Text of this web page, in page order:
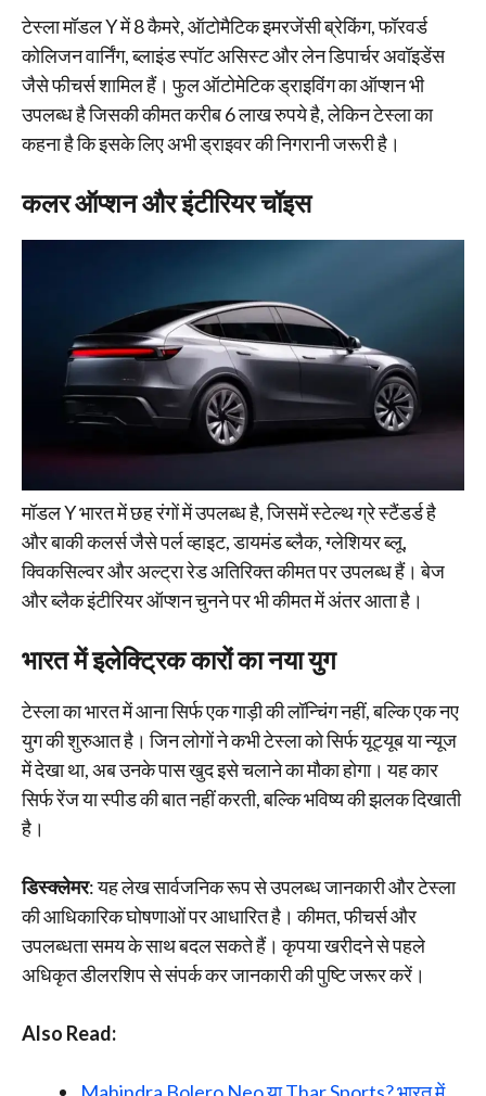
टेस्ला मॉडल Y में 8 कैमरे, ऑटोमैटिक इमरजेंसी ब्रेकिंग, फॉरवर्ड
कोलिजन वार्निंग, ब्लाइंड स्पॉट असिस्ट और लेन डिपार्चर अवॉइडेंस
जैसे फीचर्स शामिल हैं। फुल ऑटोमेटिक ड्राइविंग का ऑप्शन भी
उपलब्ध है जिसकी कीमत करीब 6 लाख रुपये है, लेकिन टेस्ला का
कहना है कि इसके लिए अभी ड्राइवर की निगरानी जरूरी है।
कलर ऑप्शन और इंटीरियर चॉइस
मॉडल Y भारत में छह रंगों में उपलब्ध है, जिसमें स्टेल्थ ग्रे स्टैंडर्ड है
और बाकी कलर्स जैसे पर्ल व्हाइट, डायमंड ब्लैक, ग्लेशियर ब्लू,
क्विकसिल्वर और अल्ट्रा रेड अतिरिक्त कीमत पर उपलब्ध हैं। बेज
और ब्लैक इंटीरियर ऑप्शन चुनने पर भी कीमत में अंतर आता है।
भारत में इलेक्ट्रिक कारों का नया युग
टेस्ला का भारत में आना सिर्फ एक गाड़ी की लॉन्चिंग नहीं, बल्कि एक नए
युग की शुरुआत है। जिन लोगों ने कभी टेस्ला को सिर्फ यूट्यूब या न्यूज
में देखा था, अब उनके पास खुद इसे चलाने का मौका होगा। यह कार
सिर्फ रेंज या स्पीड की बात नहीं करती, बल्कि भविष्य की झलक दिखाती
है।
डिस्क्लेमर: यह लेख सार्वजनिक रूप से उपलब्ध जानकारी और टेस्ला
की आधिकारिक घोषणाओं पर आधारित है। कीमत, फीचर्स और
उपलब्धता समय के साथ बदल सकते हैं। कृपया खरीदने से पहले
अधिकृत डीलरशिप से संपर्क कर जानकारी की पुष्टि जरूर करें।
Also Read: